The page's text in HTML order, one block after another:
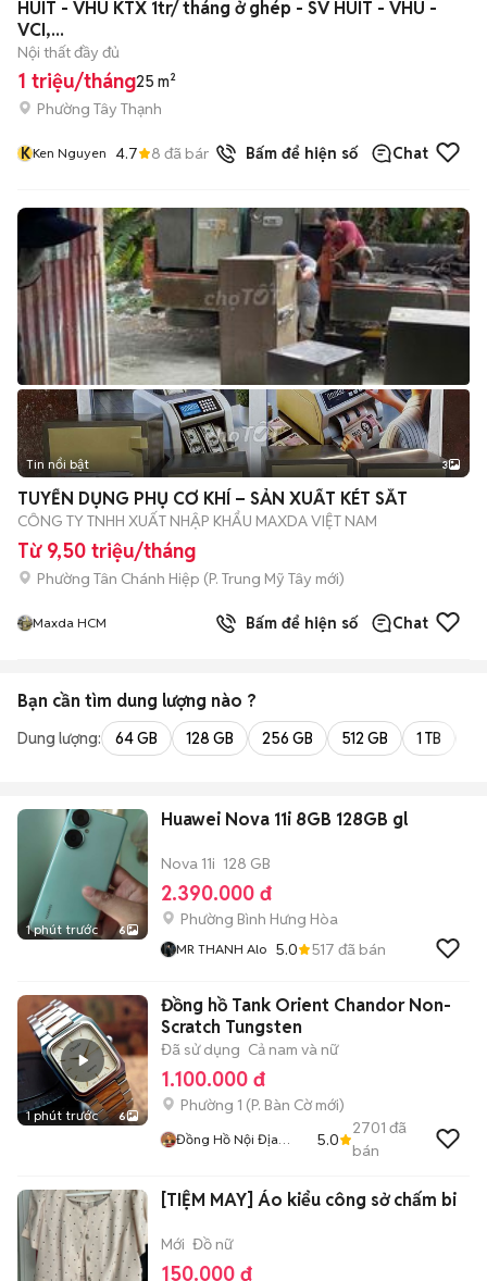
HUIT - VHU KTX 1tr/ tháng ở ghép - SV HUIT - VHU -
VCI,...
Nội thất đầy đủ
1 triệu/tháng25 m²
Phường Tây Thạnh
KKen Nguyen 4.7 8 đã bán Bấm để hiện số Chat
Tin nổi bật 3
TUYỂN DỤNG PHỤ CƠ KHÍ – SẢN XUẤT KÉT SẮT
CÔNG TY TNHH XUẤT NHẬP KHẨU MAXDA VIỆT NAM
Từ 9,50 triệu/tháng
Phường Tân Chánh Hiệp (P. Trung Mỹ Tây mới)
Maxda HCM Bấm để hiện số Chat
Bạn cần tìm dung lượng nào ?
Dung lượng: 64 GB 128 GB 256 GB 512 GB 1 TB
1 phút trước 6
Huawei Nova 11i 8GB 128GB gl
Nova 11i 128 GB
2.390.000 đ
Phường Bình Hưng Hòa
MR THANH Alo 5.0 517 đã bán
1 phút trước 6
Đồng hồ Tank Orient Chandor Non-
Scratch Tungsten
Đã sử dụng Cả nam và nữ
1.100.000 đ
Phường 1 (P. Bàn Cờmới)
Đồng Hồ Nội Địa
5.0
2701 đã
bán
[TIỆM MAY] Áo kiểu công sở chấm bi
Mới Đồ nữ
150.000 đ